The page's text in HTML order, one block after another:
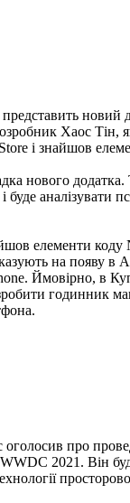
новий
Хаос Тін,
і знайшов
нового додатка.
буде аналізувати
елементи коду
на появу в
Ймовірно, в
зробити годинник
оголосив про
WWDC 2021. Він